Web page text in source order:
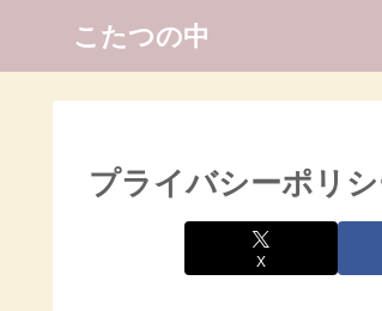
こたつの中
プライバシーポリ
X